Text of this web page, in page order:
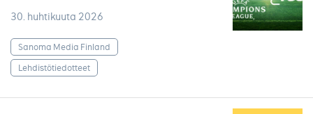
30. huhtikuuta 2026
Sanoma Media Finland
Lehdistötiedotteet